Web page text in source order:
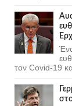
τον Covid-19